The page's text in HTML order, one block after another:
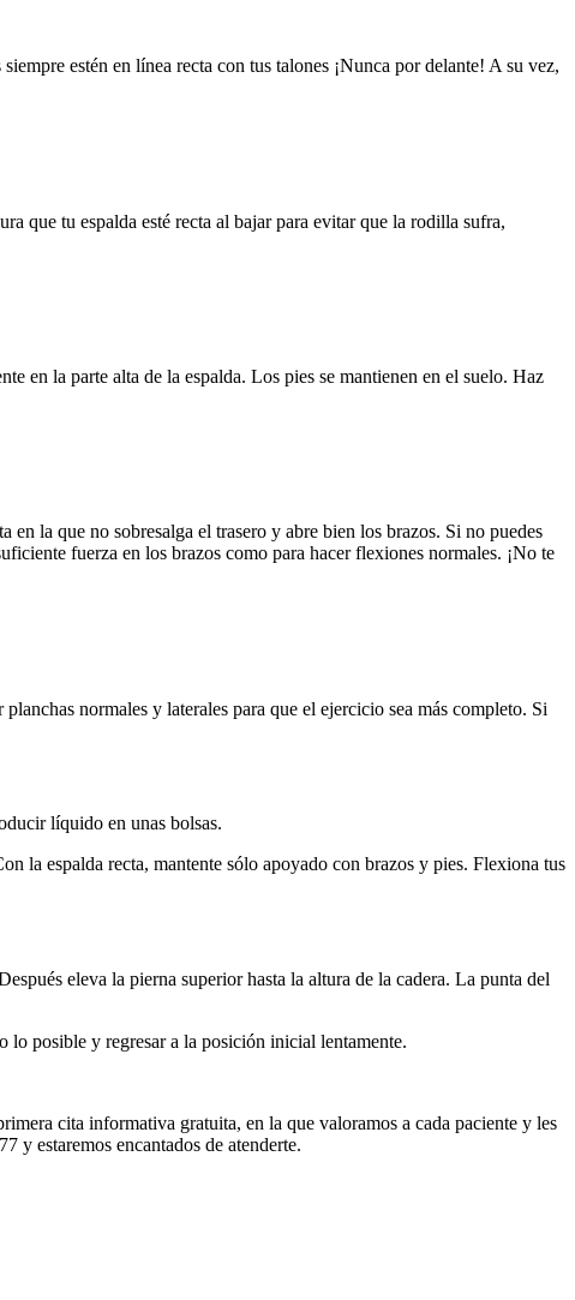
estén en línea recta con tus talones ¡Nunca por delante! A su vez,
que tu espalda esté recta al bajar para evitar que la rodilla sufra,
en la parte alta de la espalda. Los pies se mantienen en el suelo. Haz
en la que no sobresalga el trasero y abre bien los brazos. Si no puedes
fuerza en los brazos como para hacer flexiones normales. ¡No te
normales y laterales para que el ejercicio sea más completo. Si
líquido en unas bolsas.
la espalda recta, mantente sólo apoyado con brazos y pies. Flexiona tus
eleva la pierna superior hasta la altura de la cadera. La punta del
lo posible y regresar a la posición inicial lentamente.
cita informativa gratuita, en la que valoramos a cada paciente y les
y estaremos encantados de atenderte.